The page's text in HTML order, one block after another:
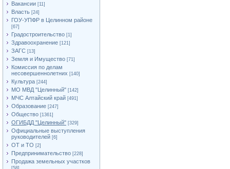
Вакансии [11]
Власть [24]
ГОУ-УПФР в Целинном районе
[67]
Градостроительство [1]
Здравоохранение [121]
ЗАГС [13]
Земля и Имущество [71]
Комиссия по делам
несовершеннолетних [140]
Культура [244]
МО МВД "Целинный" [142]
МЧС Алтайский край [491]
Образование [247]
Общество [1361]
ОГИБДД "Целинный" [329]
Официальные выступления
руководителей [6]
ОТ и ТО [2]
Предпринимательство [228]
Продажа земельных участков
[58]